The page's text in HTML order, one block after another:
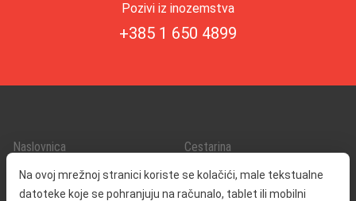
Na ovoj mrežnoj stranici koriste se kolačići, male tekstualne
datoteke koje se pohranjuju na računalo, tablet ili mobilni
Pozivi iz inozemstva
+385 1 650 4899
Naslovnica
O nama
Kontakt
Cestarina
Promet i sigurnost
Servisne informacije